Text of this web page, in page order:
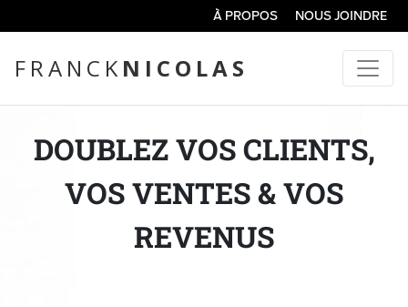
À PROPOS NOUS JOINDRE
FRANCK NICOLAS
DOUBLEZ VOS CLIENTS,
VOS VENTES & VOS
REVENUS